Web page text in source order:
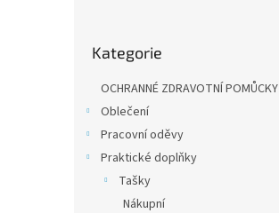
kategorie
Kategorie
OCHRANNÉ ZDRAVOTNÍ POMŮCKY
Oblečení
Pracovní oděvy
Praktické doplňky
Tašky
Nákupní